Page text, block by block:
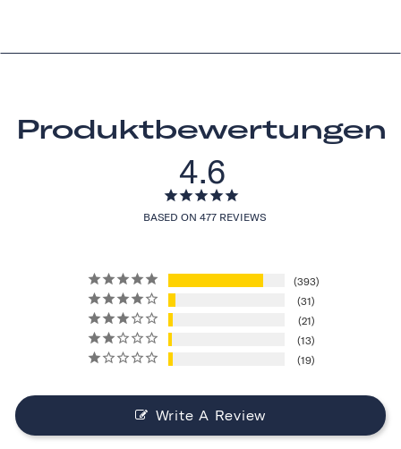
Produktbewertungen
4.6
BASED ON 477 REVIEWS
393
31
21
13
19
Write A Review